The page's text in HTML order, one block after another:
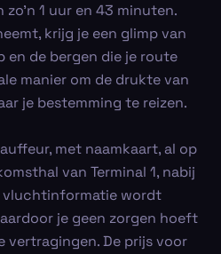
1 uur en 43 minuten.
krijg je een glimp van
de bergen die je route
manier om de drukte van
je bestemming te reizen.
met naamkaart, al op
van Terminal 1, nabij
vluchtinformatie wordt
je geen zorgen hoeft
vertragingen. De prijs voor